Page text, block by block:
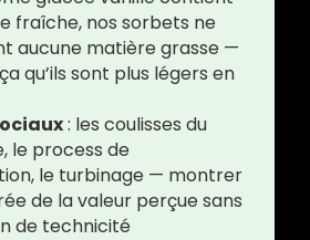
fraîche, nos sorbets ne
aucune matière grasse —
qu’ils sont plus légers en
: les coulisses du
le process de
le turbinage — montrer
de la valeur perçue sans
de technicité